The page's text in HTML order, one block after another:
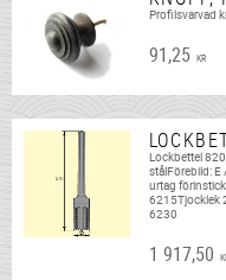
Profilsvarvad
91,25 KR
Lockbettel
stålFörebild:
urtag
6215Tjocklek
6230
1 917,50